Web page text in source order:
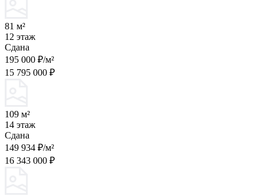
81 м²
12 этаж
Сдана
195 000 ₽/м²
15 795 000 ₽
109 м²
14 этаж
Сдана
149 934 ₽/м²
16 343 000 ₽